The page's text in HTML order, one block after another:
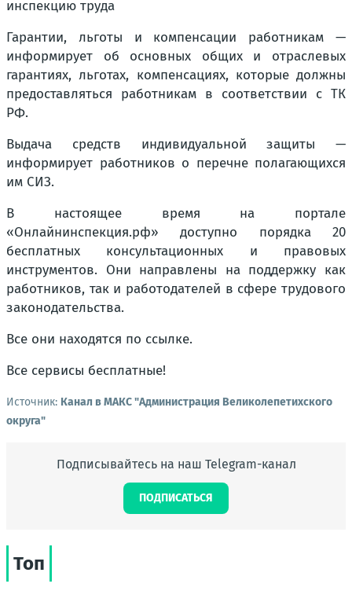
инспекцию труда
Гарантии, льготы и компенсации работникам —
информирует об основных общих и отраслевых
гарантиях, льготах, компенсациях, которые должны
предоставляться работникам в соответствии с ТК
РФ.
Выдача средств индивидуальной защиты —
информирует работников о перечне полагающихся
им СИЗ.
В настоящее время на портале
«Онлайнинспекция.рф» доступно порядка 20
бесплатных консультационных и правовых
инструментов. Они направлены на поддержку как
работников, так и работодателей в сфере трудового
законодательства.
Все они находятся по ссылке.
Все сервисы бесплатные!
Источник: Канал в МАКС "Администрация Великолепетихского
округа"
Подписывайтесь на наш Telegram-канал
ПОДПИСАТЬСЯ
Топ